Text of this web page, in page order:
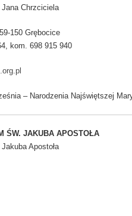
Jana Chrzciciela
150 Grębocice
kom. 698 915 940
– Narodzenia Najświętszej
ŚW. JAKUBA APOSTOŁA
Apostoła